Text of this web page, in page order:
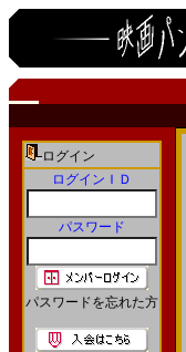
ログイン
ログインＩＤ
パスワード
パスワードを忘れた方